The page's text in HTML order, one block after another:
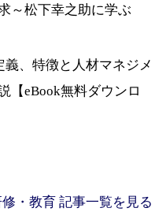
～松下幸之助に学ぶ
義、特徴と人材マネジメ
【eBook無料ダウンロ
・教育 記事一覧を見る